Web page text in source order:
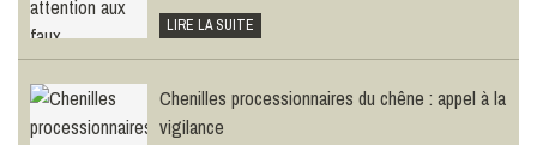
LIRE LA SUITE
Chenilles processionnaires du chêne : appel à la
vigilance